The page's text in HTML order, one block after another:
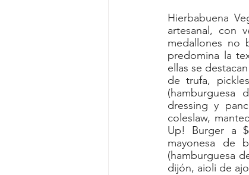
Hierbabuena
artesanal, con
medallones no
predomina la
ellas se
de trufa,
(hamburguesa
dressing y
coleslaw,
Up! Burger a
mayonesa de
(hamburguesa
dijón, aioli de